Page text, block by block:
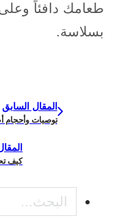
طعامك دافئاً
بسلاسة.
المقال السابق
توصيات وأحجام
كيف
بحث